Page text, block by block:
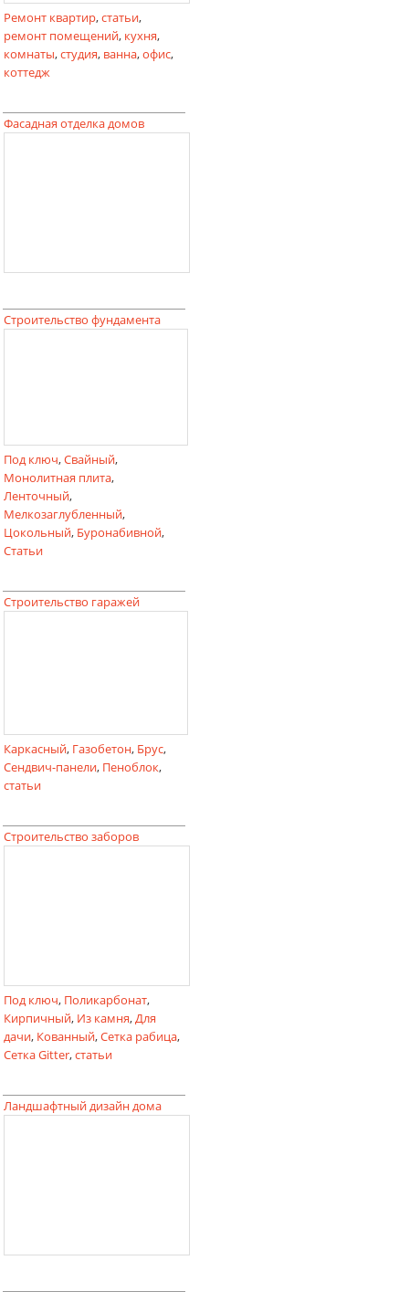
Ремонт квартир,статьи,
ремонт помещений, кухня,
комнаты,студия, ванна,офис,
коттедж
Фасадная отделка домов
Строительство фундамента
Под ключ,Свайный,
Монолитная плита,
Ленточный,
Мелкозаглубленный,
Цокольный, Буронабивной,
Статьи
Строительство гаражей
Каркасный, Газобетон, Брус,
Сендвич-панели, Пеноблок,
статьи
Строительство заборов
Под ключ, Поликарбонат,
Кирпичный, Из камня,Для
дачи, Кованный,Сетка рабица,
Сетка Gitter,статьи
Ландшафтный дизайн дома